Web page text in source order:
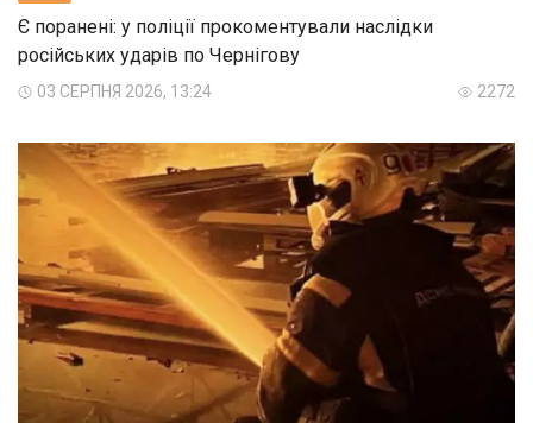
Є поранені: у поліції прокоментували наслідки
російських ударів по Чернігову
03 СЕРПНЯ 2026, 13:24 2272